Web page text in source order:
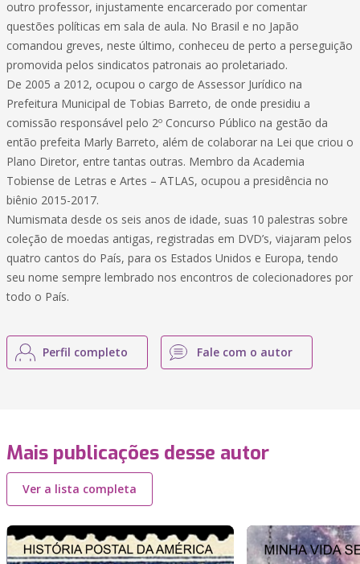
outro professor, injustamente encarcerado por comentar
questões políticas em sala de aula. No Brasil e no Japão
comandou greves, neste último, conheceu de perto a perseguição
promovida pelos sindicatos patronais ao proletariado.
De 2005 a 2012, ocupou o cargo de Assessor Jurídico na
Prefeitura Municipal de Tobias Barreto, de onde presidiu a
comissão responsável pelo 2º Concurso Público na gestão da
então prefeita Marly Barreto, além de colaborar na Lei que criou o
Plano Diretor, entre tantas outras. Membro da Academia
Tobiense de Letras e Artes – ATLAS, ocupou a presidência no
biênio 2015-2017.
Numismata desde os seis anos de idade, suas 10 palestras sobre
coleção de moedas antigas, registradas em DVD’s, viajaram pelos
quatro cantos do País, para os Estados Unidos e Europa, tendo
seu nome sempre lembrado nos encontros de colecionadores por
todo o País.
Perfil completo Fale com o autor
Mais publicações desse autor
Ver a lista completa